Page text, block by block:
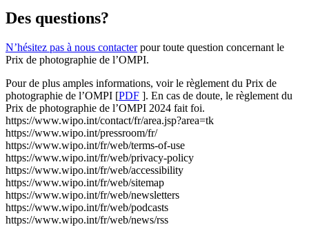
Des questions?
N’hésitez pas à nous contacterpour toute question concernant le
Prix de photographie de l’OMPI.
Pour de plus amples informations, voir le règlement du Prix de
photographie de l’OMPI [PDF ]. En cas de doute, le règlement du
Prix de photographie de l’OMPI 2024 fait foi.
https://www.wipo.int/contact/fr/area.jsp?area=tk
https://www.wipo.int/pressroom/fr/
https://www.wipo.int/fr/web/terms-of-use
https://www.wipo.int/fr/web/privacy-policy
https://www.wipo.int/fr/web/accessibility
https://www.wipo.int/fr/web/sitemap
https://www.wipo.int/fr/web/newsletters
https://www.wipo.int/fr/web/podcasts
https://www.wipo.int/fr/web/news/rss